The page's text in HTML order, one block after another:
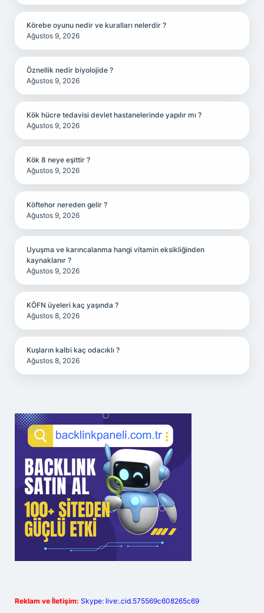
Körebe oyunu nedir ve kuralları nelerdir ?
Ağustos 9, 2026
Öznellik nedir biyolojide ?
Ağustos 9, 2026
Kök hücre tedavisi devlet hastanelerinde yapılır mı ?
Ağustos 9, 2026
Kök 8 neye eşittir ?
Ağustos 9, 2026
Köftehor nereden gelir ?
Ağustos 9, 2026
Uyuşma ve karıncalanma hangi vitamin eksikliğinden
kaynaklanır ?
Ağustos 9, 2026
KÖFN üyeleri kaç yaşında ?
Ağustos 8, 2026
Kuşların kalbi kaç odacıklı ?
Ağustos 8, 2026
Reklam ve İletişim: Skype: live:.cid.575569c608265c69